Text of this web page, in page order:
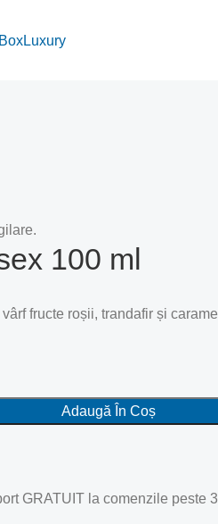
100 ml
fructe roșii, trandafir și
Adaugă În Coș
GRATUIT la comenzile peste